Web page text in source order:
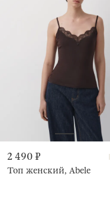
2 490 ₽
Топ женский, Abele